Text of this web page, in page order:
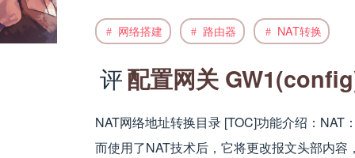
网络搭建 路由器 NAT转换
配置网关
NAT网络地址转换目录 [TOC]功能介绍：
而使用了NAT技术后，它将更改报文头部内